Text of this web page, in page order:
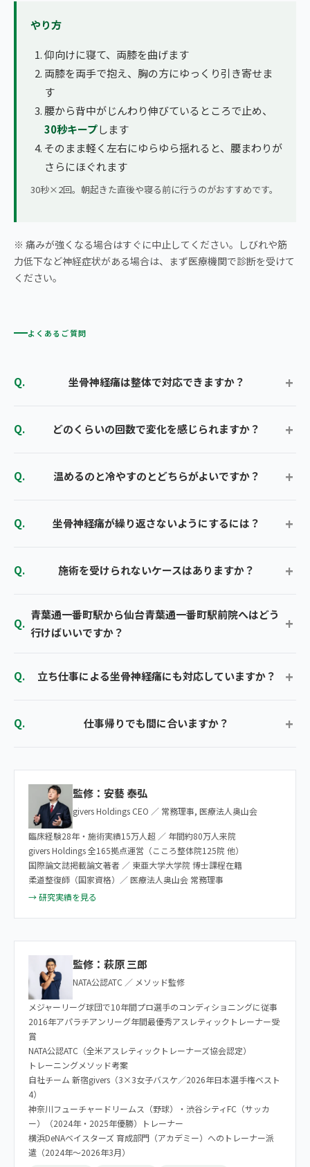
やり方
仰向けに寝て、両膝を曲げます
両膝を両手で抱え、胸の方にゆっくり引き寄せま
す
腰から背中がじんわり伸びているところで止め、
30秒キープします
そのまま軽く左右にゆらゆら揺れると、腰まわりが
さらにほぐれます
30秒×2回。朝起きた直後や寝る前に行うのがおすすめです。
※ 痛みが強くなる場合はすぐに中止してください。しびれや筋
力低下など神経症状がある場合は、まず医療機関で診断を受けて
ください。
よくあるご質問
坐骨神経痛は整体で対応できますか？
どのくらいの回数で変化を感じられますか？
温めるのと冷やすのとどちらがよいですか？
坐骨神経痛が繰り返さないようにするには？
施術を受けられないケースはありますか？
青葉通一番町駅から仙台青葉通一番町駅前院へはどう
行けばいいですか？
立ち仕事による坐骨神経痛にも対応していますか？
仕事帰りでも間に合いますか？
監修：安藝 泰弘
givers Holdings CEO ／ 常務理事, 医療法人奥山会
臨床経験28年・施術実績15万人超 ／ 年間約80万人来院
givers Holdings 全165拠点運営（こころ整体院125院 他）
国際論文誌掲載論文著者 ／ 東亜大学大学院 博士課程在籍
柔道整復師（国家資格）／ 医療法人奥山会 常務理事
→ 研究実績を見る
監修：萩原 三郎
NATA公認ATC ／ メソッド監修
メジャーリーグ球団で10年間プロ選手のコンディショニングに従事
2016年アパラチアンリーグ年間最優秀アスレティックトレーナー受
賞
NATA公認ATC（全米アスレティックトレーナーズ協会認定）
トレーニングメソッド考案
自社チーム 新宿givers（3×3女子バスケ／2026年日本選手権ベスト
4）
神奈川フューチャードリームス（野球）・渋谷シティFC（サッカ
ー）（2024年・2025年優勝）トレーナー
横浜DeNAベイスターズ 育成部門（アカデミー）へのトレーナー派
遣（2024年〜2026年3月）